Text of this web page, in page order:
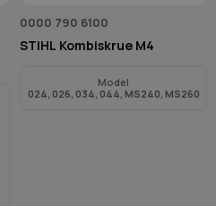
0000 790 6100
STIHL Kombiskrue M4
Model
024, 026, 034, 044, MS240, MS260